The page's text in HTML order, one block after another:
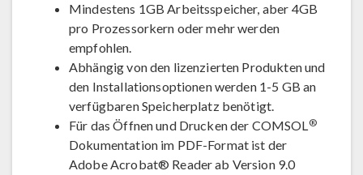
Mindestens 1GB Arbeitsspeicher, aber 4GB
pro Prozessorkern oder mehr werden
empfohlen.
Abhängig von den lizenzierten Produkten und
den Installationsoptionen werden 1-5 GB an
verfügbaren Speicherplatz benötigt.
Für das Öffnen und Drucken der COMSOL®
Dokumentation im PDF-Format ist der
Adobe Acrobat® Reader ab Version 9.0